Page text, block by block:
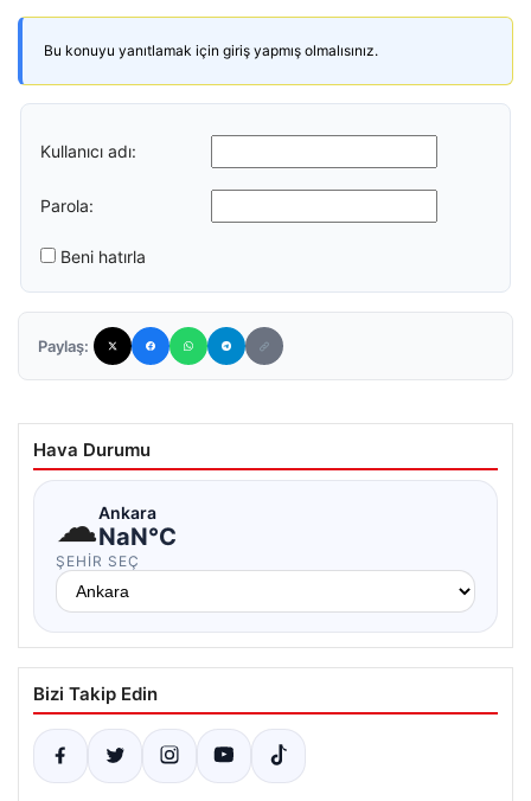
Bu konuyu yanıtlamak için giriş yapmış olmalısınız.
Kullanıcı adı:
Parola:
Beni hatırla
Paylaş:
Hava Durumu
☁Ankara
NaN°C
ŞEHIR SEÇ
Bizi Takip Edin